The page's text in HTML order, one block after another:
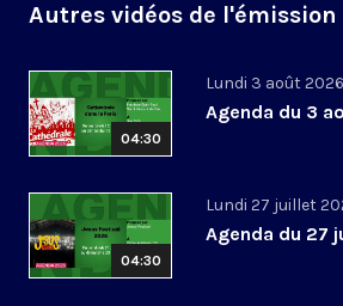
Autres vidéos de l'émission
04:30
Lundi 3 août 2026
Agenda du 3
04:30
Lundi 27 juillet
Agenda du 27